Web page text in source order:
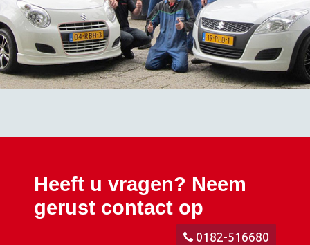
Heeft u vragen? Neem
gerust contact op
0182-516680